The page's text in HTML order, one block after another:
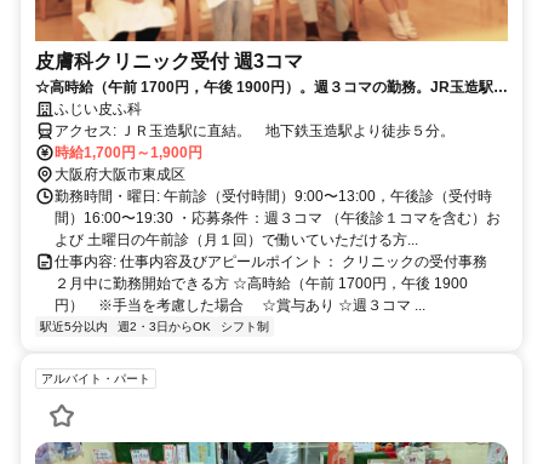
皮膚科クリニック受付 週3コマ
☆高時給（午前 1700円，午後 1900円）。週３コマの勤務。JR玉造駅に
直結！
ふじい皮ふ科
アクセス: ＪＲ玉造駅に直結。 地下鉄玉造駅より徒歩５分。
時給1,700円～1,900円
大阪府大阪市東成区
勤務時間・曜日: 午前診（受付時間）9:00〜13:00，午後診（受付時
間）16:00〜19:30 ・応募条件：週３コマ （午後診１コマを含む）お
よび 土曜日の午前診（月１回）で働いていただける方...
仕事内容: 仕事内容及びアピールポイント： クリニックの受付事務
２月中に勤務開始できる方 ☆高時給（午前 1700円，午後 1900
円） ※手当を考慮した場合 ☆賞与あり ☆週３コマ ...
駅近5分以内 週2・3日からOK シフト制
アルバイト・パート